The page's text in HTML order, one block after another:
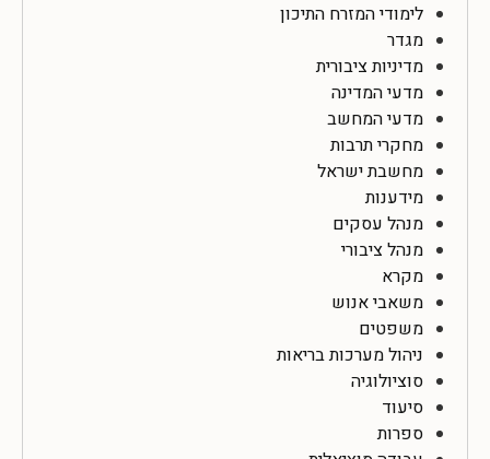
לימודי המזרח התיכון
מגדר
מדיניות ציבורית
מדעי המדינה
מדעי המחשב
מחקרי תרבות
מחשבת ישראל
מידענות
מנהל עסקים
מנהל ציבורי
מקרא
משאבי אנוש
משפטים
ניהול מערכות בריאות
סוציולוגיה
סיעוד
ספרות